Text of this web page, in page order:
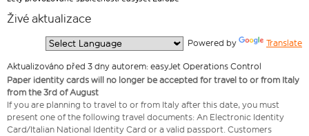
Živé aktualizace
Powered by Translate
Aktualizováno před 3 dny autorem: easyJet Operations Control
Paper identity cards will no longer be accepted for travel to or from Italy
from the 3rd of August
If you are planning to travel to or from Italy after this date, you must
present one of the following travel documents: An Electronic Identity
Card/Italian National Identity Card or a valid passport. Customers